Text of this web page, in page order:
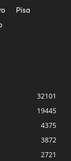
Pisa
32101
19445
4375
3872
2721